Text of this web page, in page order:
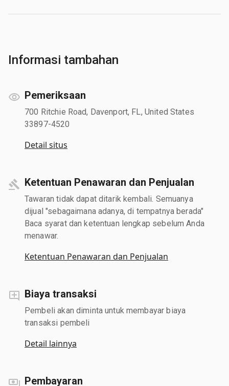
Informasi tambahan
Pemeriksaan
700 Ritchie Road, Davenport, FL, United States
33897-4520
Detail situs
Ketentuan Penawaran dan Penjualan
Tawaran tidak dapat ditarik kembali. Semuanya
dijual "sebagaimana adanya, di tempatnya berada"
Baca syarat dan ketentuan lengkap sebelum Anda
menawar.
Ketentuan Penawaran dan Penjualan
Biaya transaksi
Pembeli akan diminta untuk membayar biaya
transaksi pembeli
Detail lainnya
Pembayaran